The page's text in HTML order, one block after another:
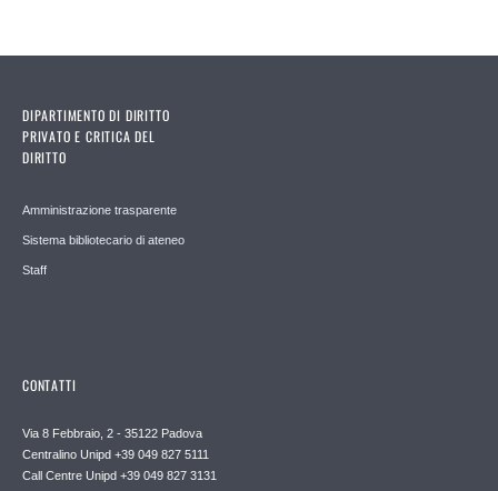
DIPARTIMENTO DI DIRITTO
PRIVATO E CRITICA DEL
DIRITTO
Amministrazione trasparente
Sistema bibliotecario di ateneo
Staff
CONTATTI
Via 8 Febbraio, 2 - 35122 Padova
Centralino Unipd +39 049 827 5111
Call Centre Unipd +39 049 827 3131